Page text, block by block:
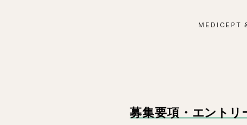
MEDICEPT
募集要項・エントリ